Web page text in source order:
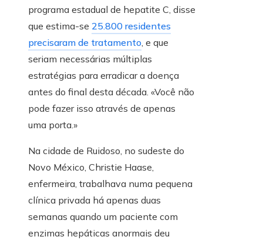
programa estadual de hepatite C, disse
que estima-se 25.800 residentes
precisaram de tratamento, e que
seriam necessárias múltiplas
estratégias para erradicar a doença
antes do final desta década. «Você não
pode fazer isso através de apenas
uma porta.»
Na cidade de Ruidoso, no sudeste do
Novo México, Christie Haase,
enfermeira, trabalhava numa pequena
clínica privada há apenas duas
semanas quando um paciente com
enzimas hepáticas anormais deu